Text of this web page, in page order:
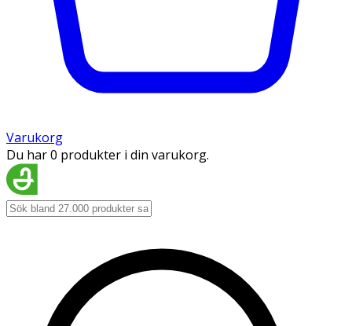
Varukorg
Du har 0 produkter i din varukorg.